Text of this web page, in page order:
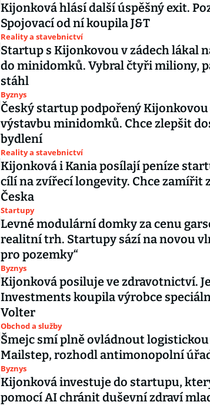
Kijonková hlásí další úspěšný exit.
Spojovací od ní koupila J&T
Reality a stavebnictví
Startup s Kijonkovou v zádech lákal
do minidomků. Vybral čtyři miliony,
stáhl
Byznys
Český startup podpořený
výstavbu minidomků. Chce zlepšit
bydlení
Reality a stavebnictví
Kijonková i Kania posílají peníze
cílí na zvířecí longevity. Chce zamířit
Česka
Startupy
Levné modulární domky za cenu
realitní trh. Startupy sází na novou
pro pozemky“
Byznys
Kijonková posiluje ve zdravotnictví.
Investments koupila výrobce
Volter
Obchod a služby
Šmejc smí plně ovládnout
Mailstep, rozhodl antimonopolní
Byznys
Kijonková investuje do startupu,
pomocí AI chránit duševní zdraví